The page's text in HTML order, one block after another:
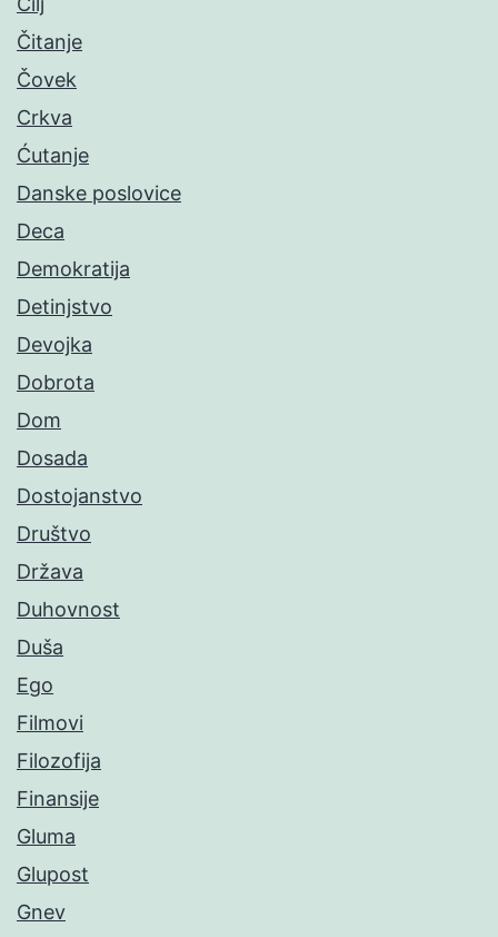
Čitanje
Čovek
Crkva
Ćutanje
Danske poslovice
Deca
Demokratija
Detinjstvo
Devojka
Dobrota
Dom
Dosada
Dostojanstvo
Društvo
Država
Duhovnost
Duša
Ego
Filmovi
Filozofija
Finansije
Gluma
Glupost
Gnev